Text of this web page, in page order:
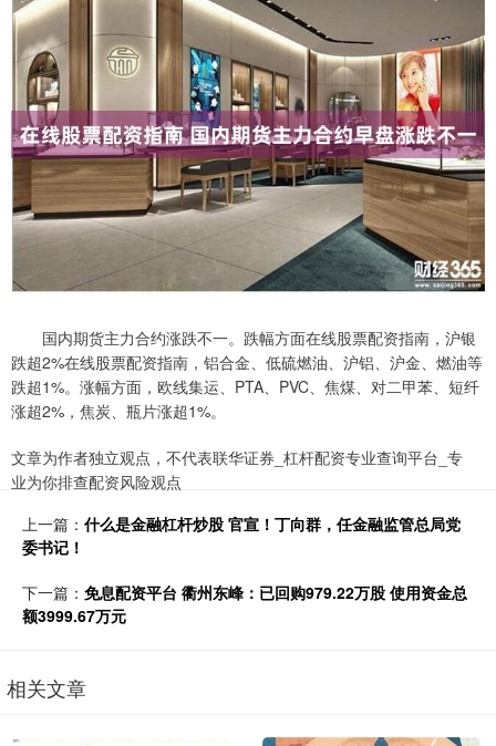
国内期货主力合约涨跌不一。跌幅方面在线股票配资指南，沪银
跌超2%在线股票配资指南，铝合金、低硫燃油、沪铝、沪金、燃油等
跌超1%。涨幅方面，欧线集运、PTA、PVC、焦煤、对二甲苯、短纤
涨超2%，焦炭、瓶片涨超1%。
文章为作者独立观点，不代表联华证券_杠杆配资专业查询平台_专
业为你排查配资风险观点
上一篇： 什么是金融杠杆炒股 官宣！丁向群，任金融监管总局党
委书记！
下一篇： 免息配资平台 衢州东峰：已回购979.22万股 使用资金总
额3999.67万元
相关文章